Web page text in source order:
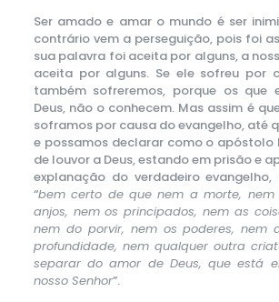
Ser amado e amar o mundo é ser
contrário vem a perseguição, pois foi
sua palavra foi aceita por alguns, a
aceita por alguns. Se ele sofreu por
também sofreremos, porque os que
Deus, não o conhecem. Mas assim é
soframos por causa do evangelho, até
e possamos declarar como o apóstolo
de louvor a Deus, estando em prisão e
explanação do verdadeiro
“bem certo de que nem a morte, nem
anjos, nem os principados, nem as
nem do porvir, nem os poderes, nem
profundidade, nem qualquer outra
separar do amor de Deus, que está
nosso Senhor”.